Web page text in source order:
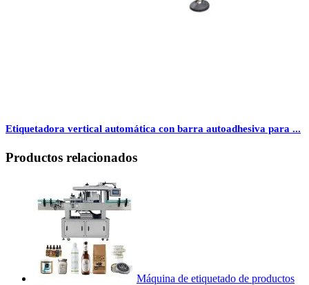
Etiquetadora vertical automática con barra autoadhesiva para ...
Productos relacionados
Máquina de etiquetado de productos